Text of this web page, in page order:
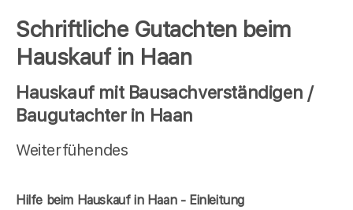
Schriftliche Gutachten beim
Hauskauf in Haan
Hauskauf mit Bausachverständigen /
Baugutachter in Haan
Weiterfühendes
Hilfe beim Hauskauf in Haan - Einleitung